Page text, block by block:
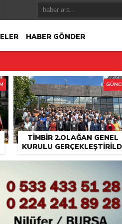
HABER GÖNDER
TİMBİR 2.OLAĞAN GENEL
KURULU